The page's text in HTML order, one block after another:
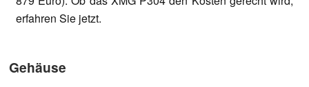
erfahren Sie jetzt.
Gehäuse